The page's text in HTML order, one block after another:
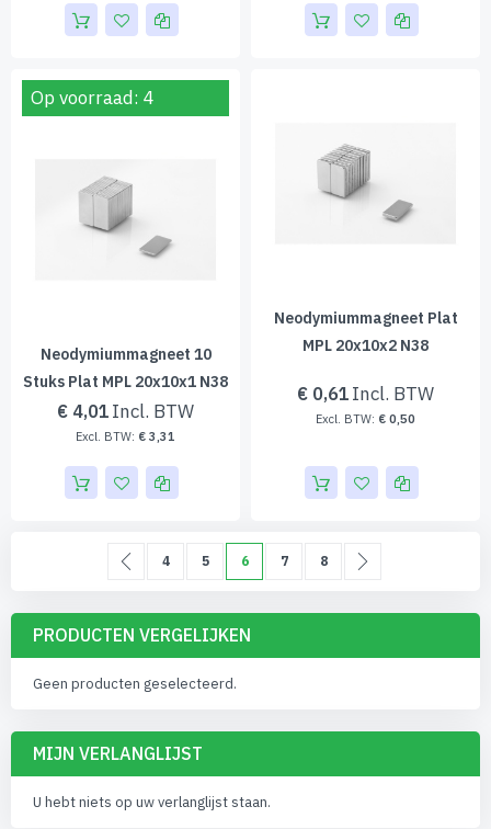
Op voorraad: 4
Neodymiummagneet 10
Stuks Plat MPL 20x10x1 N38
€ 4,01
€ 3,31
Neodymiummagneet Plat
MPL 20x10x2 N38
€ 0,61
€ 0,50
Pagina Pagina
VorigePagina
4 Pagina
5 U lees momenteel pagina
6 Pagina
7 Pagina
8
PRODUCTEN VERGELIJKEN
Geen producten geselecteerd.
MIJN VERLANGLIJST
U hebt niets op uw verlanglijst staan.